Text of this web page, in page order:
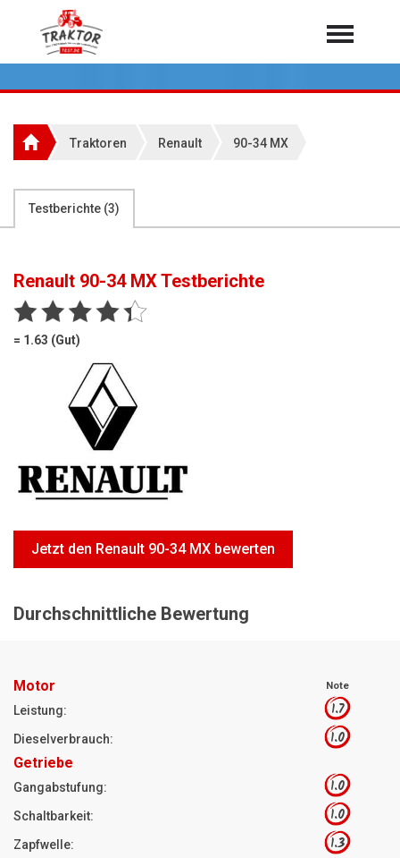
Home
Rundballenpressen
Teleskoplader
Freischneider
Über 7.000 Testberichte
Traktoren Renault 90-34 MX
Testberichte (3)
Renault 90-34 MXTestberichte
= 1.63 (Gut)
Jetzt den Renault 90-34 MX bewerten
Durchschnittliche Bewertung
Motor Note
Leistung: 1.7
Dieselverbrauch: 1.0
Getriebe
Gangabstufung: 1.0
Schaltbarkeit: 1.0
Zapfwelle: 1.3